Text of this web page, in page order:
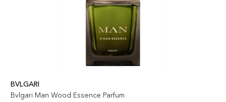
BVLGARI
Bvlgari Man Wood Essence Parfum